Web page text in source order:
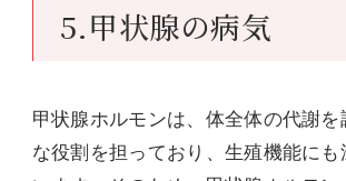
5.甲状腺の病気
甲状腺ホルモンは、体全体の代謝
な役割を担っており、生殖機能にも